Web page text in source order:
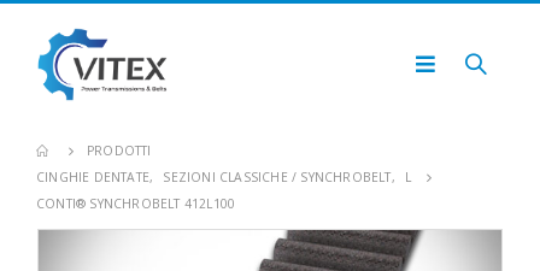
PRODOTTI
CINGHIE DENTATE, SEZIONI CLASSICHE / SYNCHROBELT,
L
CONTI® SYNCHROBELT 412L100